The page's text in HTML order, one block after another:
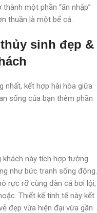
một phần “ăn nhập”
thuần là một bể cá.
sinh đẹp &
nhất, kết hợp hài hòa giữa
sống của bạn thêm phần
này tích hợp tường
như bức tranh sống động.
rực rỡ cùng đàn cá bơi lội,
Thiết kế tinh tế này kết
đẹp vừa hiện đại vừa gần